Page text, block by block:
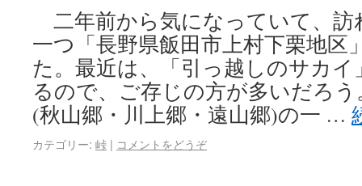
二年前から気になっていて、
一つ「長野県飯田市上村下栗地区
た。最近は、「引っ越しのサカ
るので、ご存じの方が多いだろ
(秋山郷・川上郷・遠山郷)の一 …
カテゴリー: 峠 | コメントをどうぞ